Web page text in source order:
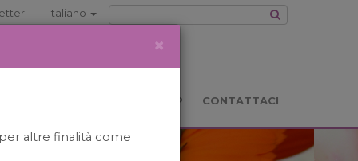
Italiano
BOOKSHOP CONTATTACI
×
altre finalità come